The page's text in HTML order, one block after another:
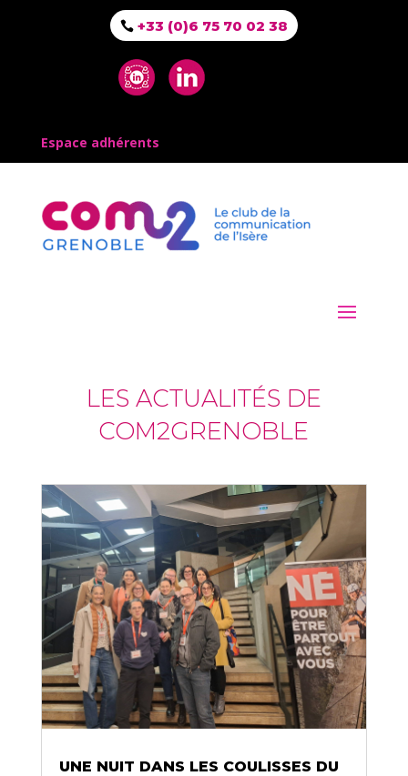
+33 (0)6 75 70 02 38
Espace adhérents
LES ACTUALITÉS DE
COM2GRENOBLE
UNE NUIT DANS LES COULISSES DU